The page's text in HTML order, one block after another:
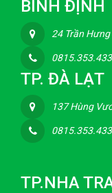
BÌNH ĐỊNH
24 Trần Hưng
0815.353.433
TP. ĐÀ LẠT
137 Hùng
0815.353.433
TP.NHA